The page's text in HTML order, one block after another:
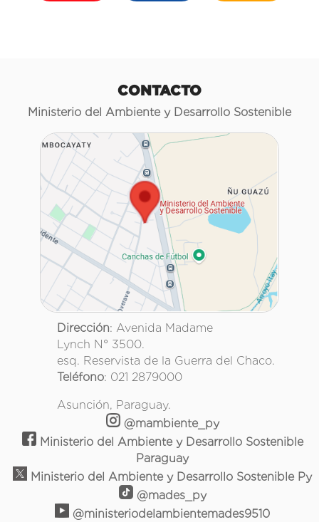
CONTACTO
Ministerio del Ambiente y Desarrollo Sostenible
Dirección: Avenida Madame
Lynch N° 3500.
esq. Reservista de la Guerra del Chaco.
Teléfono: 021 2879000
Asunción, Paraguay.
@mambiente_py
Ministerio del Ambiente y Desarrollo Sostenible
Paraguay
Ministerio del Ambiente y Desarrollo Sostenible Py
@mades_py
@ministeriodelambientemades9510